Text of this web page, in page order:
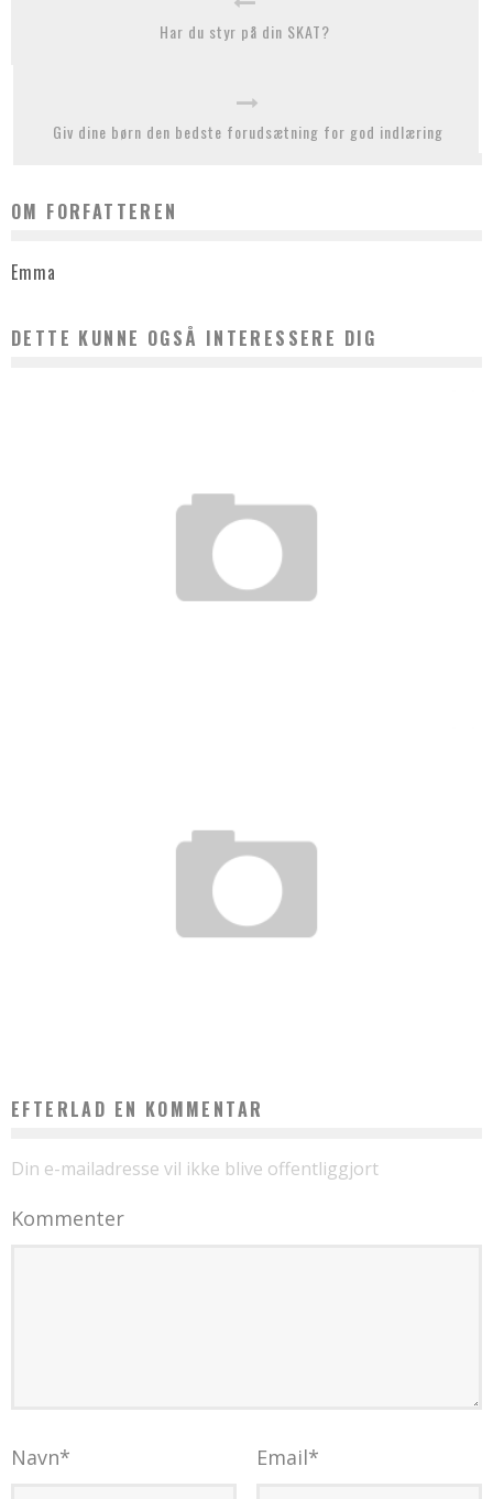
Har du styr på din SKAT?
Giv dine børn den bedste forudsætning for god indlæring
OM FORFATTEREN
Emma
DETTE KUNNE OGSÅ INTERESSERE DIG
EFTERLAD EN KOMMENTAR
Din e-mailadresse vil ikke blive offentliggjort
Kommenter
Navn* Email*